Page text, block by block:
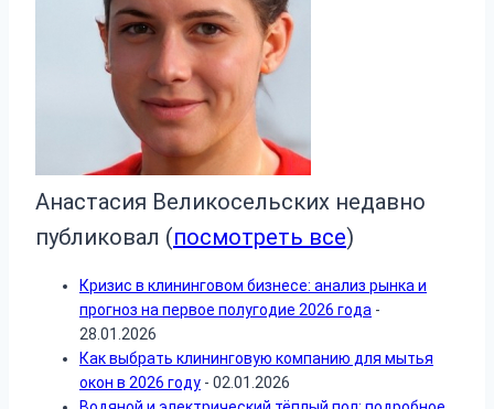
Анастасия Великосельских недавно
публиковал (посмотреть все)
Кризис в клининговом бизнесе: анализ рынка и
прогноз на первое полугодие 2026 года -
28.01.2026
Как выбрать клининговую компанию для мытья
окон в 2026 году - 02.01.2026